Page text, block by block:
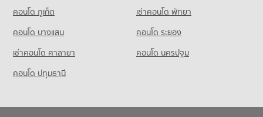
คอนโด ภูเก็ต
เช่าคอนโด พัทยา
คอนโด บางแสน
คอนโด ระยอง
เช่าคอนโด ศาลายา
คอนโด นครปฐม
คอนโด ปทุมธานี